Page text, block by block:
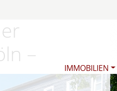
IMMOBILIEN
–